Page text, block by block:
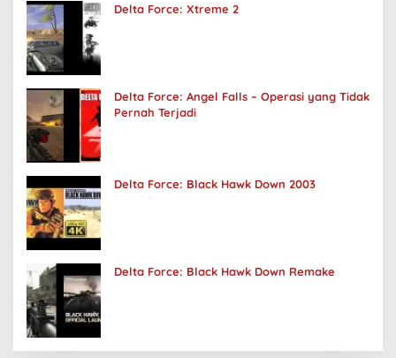
Delta Force: Xtreme 2
Delta Force: Angel Falls – Operasi yang Tidak
Pernah Terjadi
Delta Force: Black Hawk Down 2003
Delta Force: Black Hawk Down Remake